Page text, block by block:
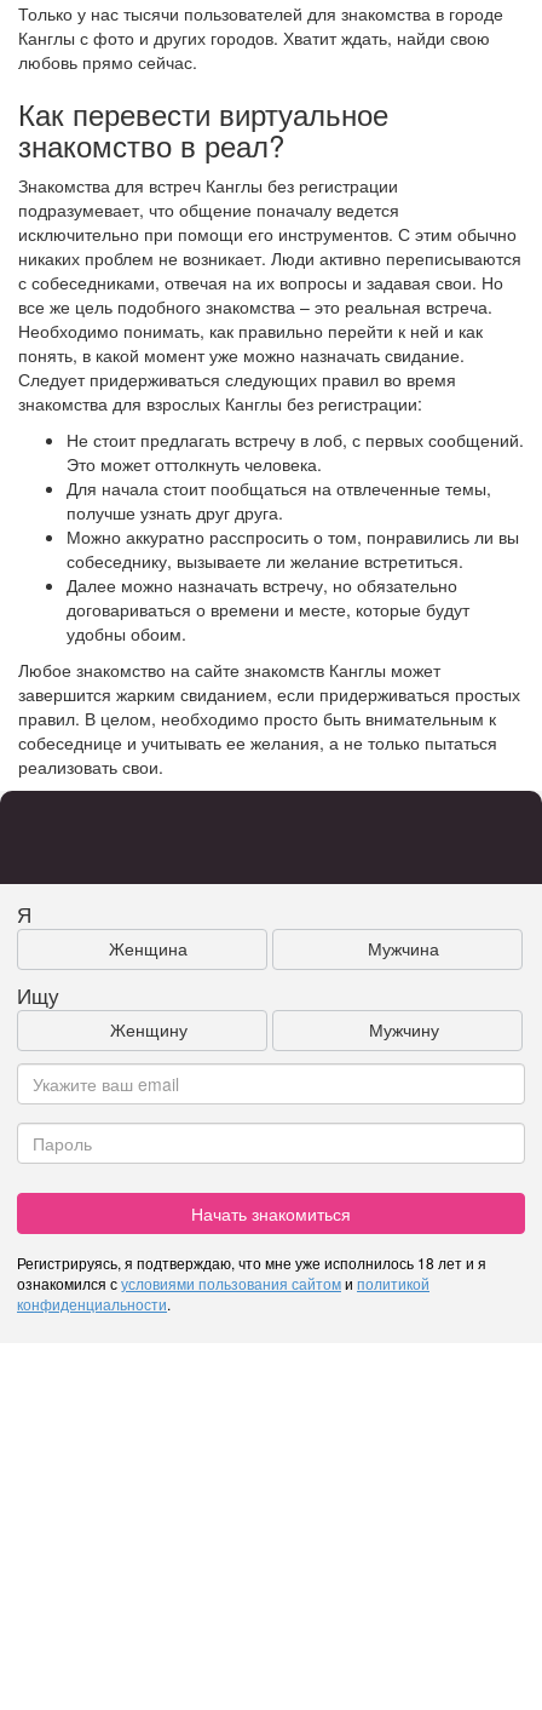
Только у нас тысячи пользователей для знакомства в городе
Канглы с фото и других городов. Хватит ждать, найди свою
любовь прямо сейчас.
Как перевести виртуальное
знакомство в реал?
Знакомства для встреч Канглы без регистрации
подразумевает, что общение поначалу ведется
исключительно при помощи его инструментов. С этим обычно
никаких проблем не возникает. Люди активно переписываются
с собеседниками, отвечая на их вопросы и задавая свои. Но
все же цель подобного знакомства – это реальная встреча.
Необходимо понимать, как правильно перейти к ней и как
понять, в какой момент уже можно назначать свидание.
Следует придерживаться следующих правил во время
знакомства для взрослых Канглы без регистрации:
Не стоит предлагать встречу в лоб, с первых сообщений.
Это может оттолкнуть человека.
Для начала стоит пообщаться на отвлеченные темы,
получше узнать друг друга.
Можно аккуратно расспросить о том, понравились ли вы
собеседнику, вызываете ли желание встретиться.
Далее можно назначать встречу, но обязательно
договариваться о времени и месте, которые будут
удобны обоим.
Любое знакомство на сайте знакомств Канглы может
завершится жарким свиданием, если придерживаться простых
правил. В целом, необходимо просто быть внимательным к
собеседнице и учитывать ее желания, а не только пытаться
реализовать свои.
Я
Женщина Мужчина
Ищу
Женщину Мужчину
Начать знакомиться
Регистрируясь, я подтверждаю, что мне уже исполнилось 18 лет и я
ознакомился сусловиями пользования сайтоми политикой
конфиденциальности.